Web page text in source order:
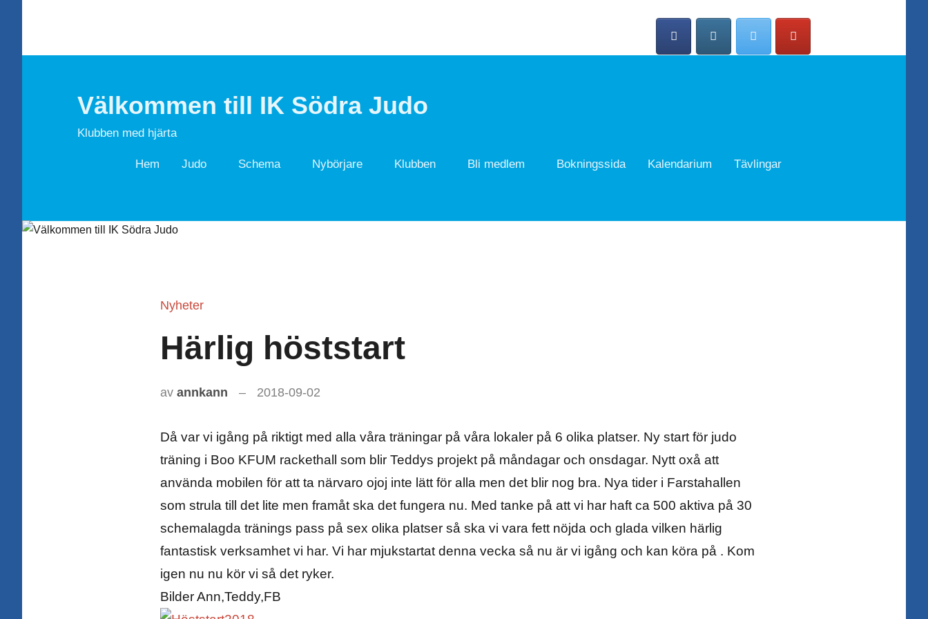
Välkommen till IK Södra Judo
Klubben med hjärta
Hem Judo Schema Nybörjare Klubben Bli medlem Bokningssida Kalendarium Tävlingar
Nyheter
Härlig höststart
av annkann 2018-09-02
Då var vi igång på riktigt med alla våra träningar på våra lokaler på 6 olika platser. Ny start för judo
träning i Boo KFUM rackethall som blir Teddys projekt på måndagar och onsdagar. Nytt oxå att
använda mobilen för att ta närvaro ojoj inte lätt för alla men det blir nog bra. Nya tider i Farstahallen
som strula till det lite men framåt ska det fungera nu. Med tanke på att vi har haft ca 500 aktiva på 30
schemalagda tränings pass på sex olika platser så ska vi vara fett nöjda och glada vilken härlig
fantastisk verksamhet vi har. Vi har mjukstartat denna vecka så nu är vi igång och kan köra på . Kom
igen nu nu kör vi så det ryker.
Bilder Ann,Teddy,FB